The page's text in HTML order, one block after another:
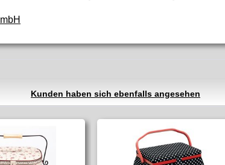
Kunden haben sich ebenfalls angesehen